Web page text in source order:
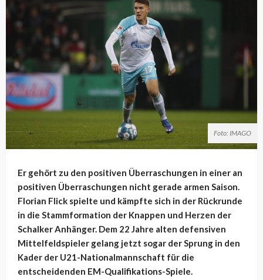
Foto: IMAGO
Er gehört zu den positiven Überraschungen in einer an
positiven Überraschungen nicht gerade armen Saison.
Florian Flick spielte und kämpfte sich in der Rückrunde
in die Stammformation der Knappen und Herzen der
Schalker Anhänger. Dem 22 Jahre alten defensiven
Mittelfeldspieler gelang jetzt sogar der Sprung in den
Kader der U21-Nationalmannschaft für die
entscheidenden EM-Qualifikations-Spiele.